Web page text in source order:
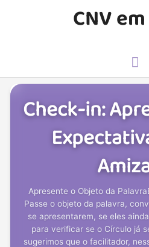
CNV
Check-in:
Apresente o Objeto da
Passe o objeto da palavra,
se apresentarem, se eles
para verificar se o Círculo já
sugerimos que o facilitador,